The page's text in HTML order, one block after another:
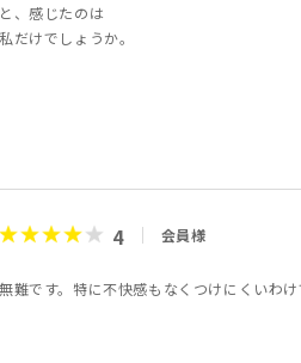
と、感じたのは
私だけでしょうか。
4 会員様
無難です。特に不快感もなくつけにくいわ